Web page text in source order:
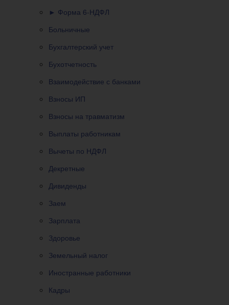
► Форма 6-НДФЛ
Больничные
Бухгалтерский учет
Бухотчетность
Взаимодействие с банками
Взносы ИП
Взносы на травматизм
Выплаты работникам
Вычеты по НДФЛ
Декретные
Дивиденды
Заем
Зарплата
Здоровье
Земельный налог
Иностранные работники
Кадры